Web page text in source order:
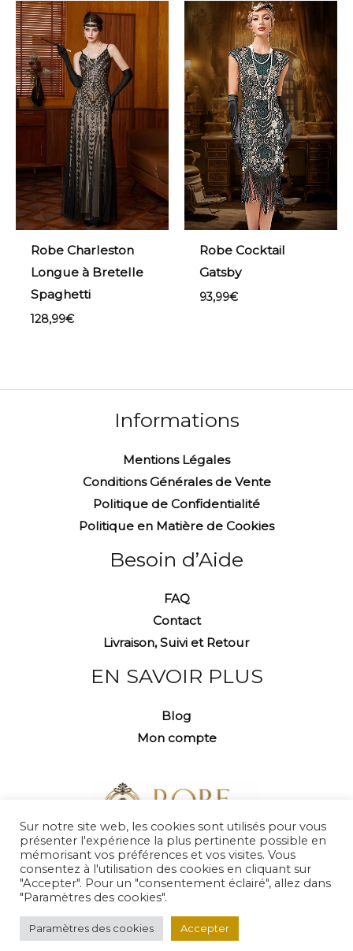
Robe Charleston
Longue à Bretelle
Spaghetti
128,99€
Robe Cocktail
Gatsby
93,99€
Informations
Mentions Légales
Conditions Générales de Vente
Politique de Confidentialité
Politique en Matière de Cookies
Besoin d’Aide
FAQ
Contact
Livraison, Suivi et Retour
EN SAVOIR PLUS
Blog
Mon compte
Copyright © 2026 Robe d'Antan
Sur notre site web, les cookies sont utilisés pour vous
présenter l'expérience la plus pertinente possible en
mémorisant vos préférences et vos visites. Vous
consentez à l'utilisation des cookies en cliquant sur
"Accepter". Pour un "consentement éclairé", allez dans
"Paramètres des cookies".
Paramètres des cookies Accepter